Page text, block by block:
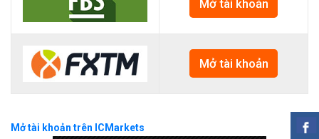
Mở tài khoản
Mở tài khoản
Mở tài khoản trên ICMarkets